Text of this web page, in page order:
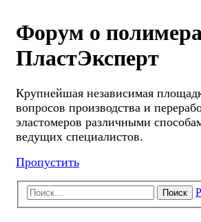
Форум о
ПластЭксперт
Крупнейшая независимая
вопросов производства и
эластомеров различными
ведущих специалистов.
Пропустить
Поиск